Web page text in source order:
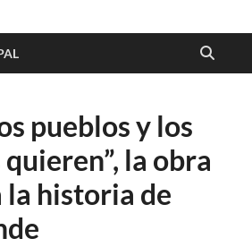
pueblos y los
la obra
historia de